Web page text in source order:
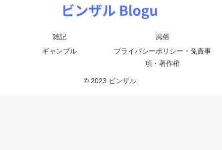
雑記
風俗
ギャンブル
プライバシーポリシー・免責事
項・著作権
© 2023 ビンザル.